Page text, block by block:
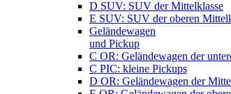
D SUV: SUV der Mittelklasse
E SUV: SUV der oberen
Geländewagen
und Pickup
C OR: Geländewagen der
C PIC: kleine Pickups
D OR: Geländewagen der